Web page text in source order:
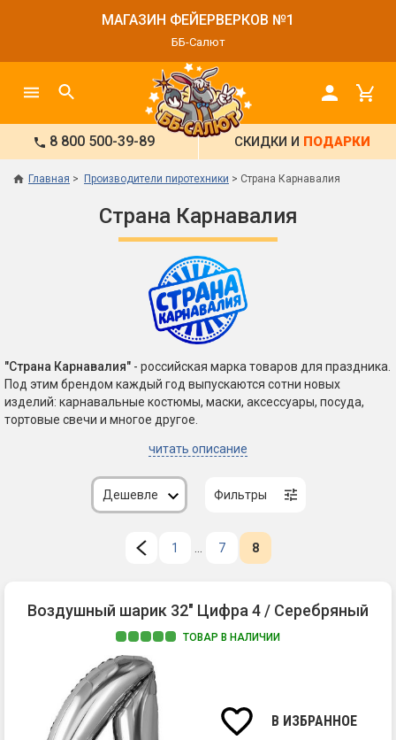
МАГАЗИН ФЕЙЕРВЕРКОВ №1
ББ-Салют
8 800 500-39-89 СКИДКИ И ПОДАРКИ
Главная Производители пиротехники Страна Карнавалия
Страна Карнавалия
"Страна Карнавалия" - российская марка товаров для праздника.
Под этим брендом каждый год выпускаются сотни новых
изделий: карнавальные костюмы, маски, аксессуары, посуда,
тортовые свечи и многое другое.
читать описание
Дешевле Фильтры
1 7 8
Воздушный шарик 32" Цифра 4 / Серебряный
ТОВАР В НАЛИЧИИ
В ИЗБРАННОЕ